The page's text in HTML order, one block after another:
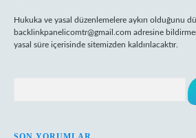
Hukuka ve yasal düzenlemelere aykırı olduğunu
backlinkpanelicomtr@gmail.com adresine
yasal süre içerisinde sitemizden kaldırılacaktır.